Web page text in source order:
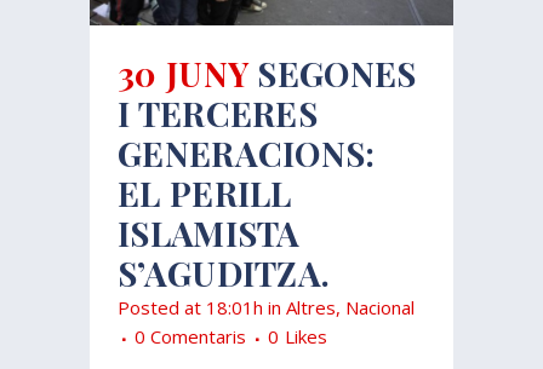
30 JUNY SEGONES
I TERCERES
GENERACIONS:
EL PERILL
ISLAMISTA
S’AGUDITZA.
Posted at 18:01h in Altres, Nacional
0 Comentaris
0 Likes